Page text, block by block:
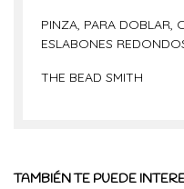
PINZA, PARA DOBLAR,
ESLABONES
THE BEAD SMITH
TAMBIÉN TE PUEDE